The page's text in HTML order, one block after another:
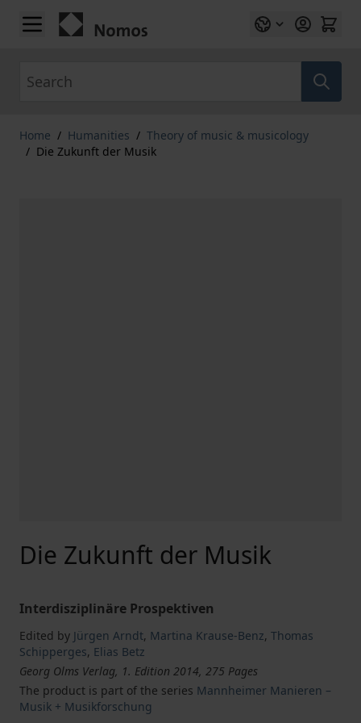
Skip to Content
Home / Humanities / Theory of music & musicology
/ Die Zukunft der Musik
Die Zukunft der Musik
Interdisziplinäre Prospektiven
Edited by Jürgen Arndt, Martina Krause-Benz, Thomas
Schipperges, Elias Betz
Georg Olms Verlag, 1. Edition 2014, 275 Pages
The product is part of the series Mannheimer Manieren –
Musik + Musikforschung